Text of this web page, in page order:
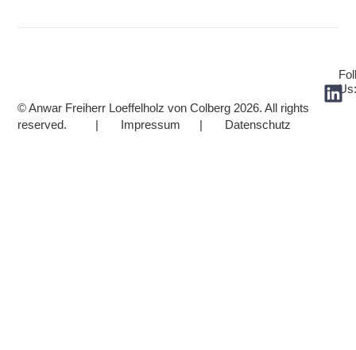
© Anwar Freiherr Loeffelholz von Colberg 2026. All rights
reserved. | Impressum | Datenschutz
Us: